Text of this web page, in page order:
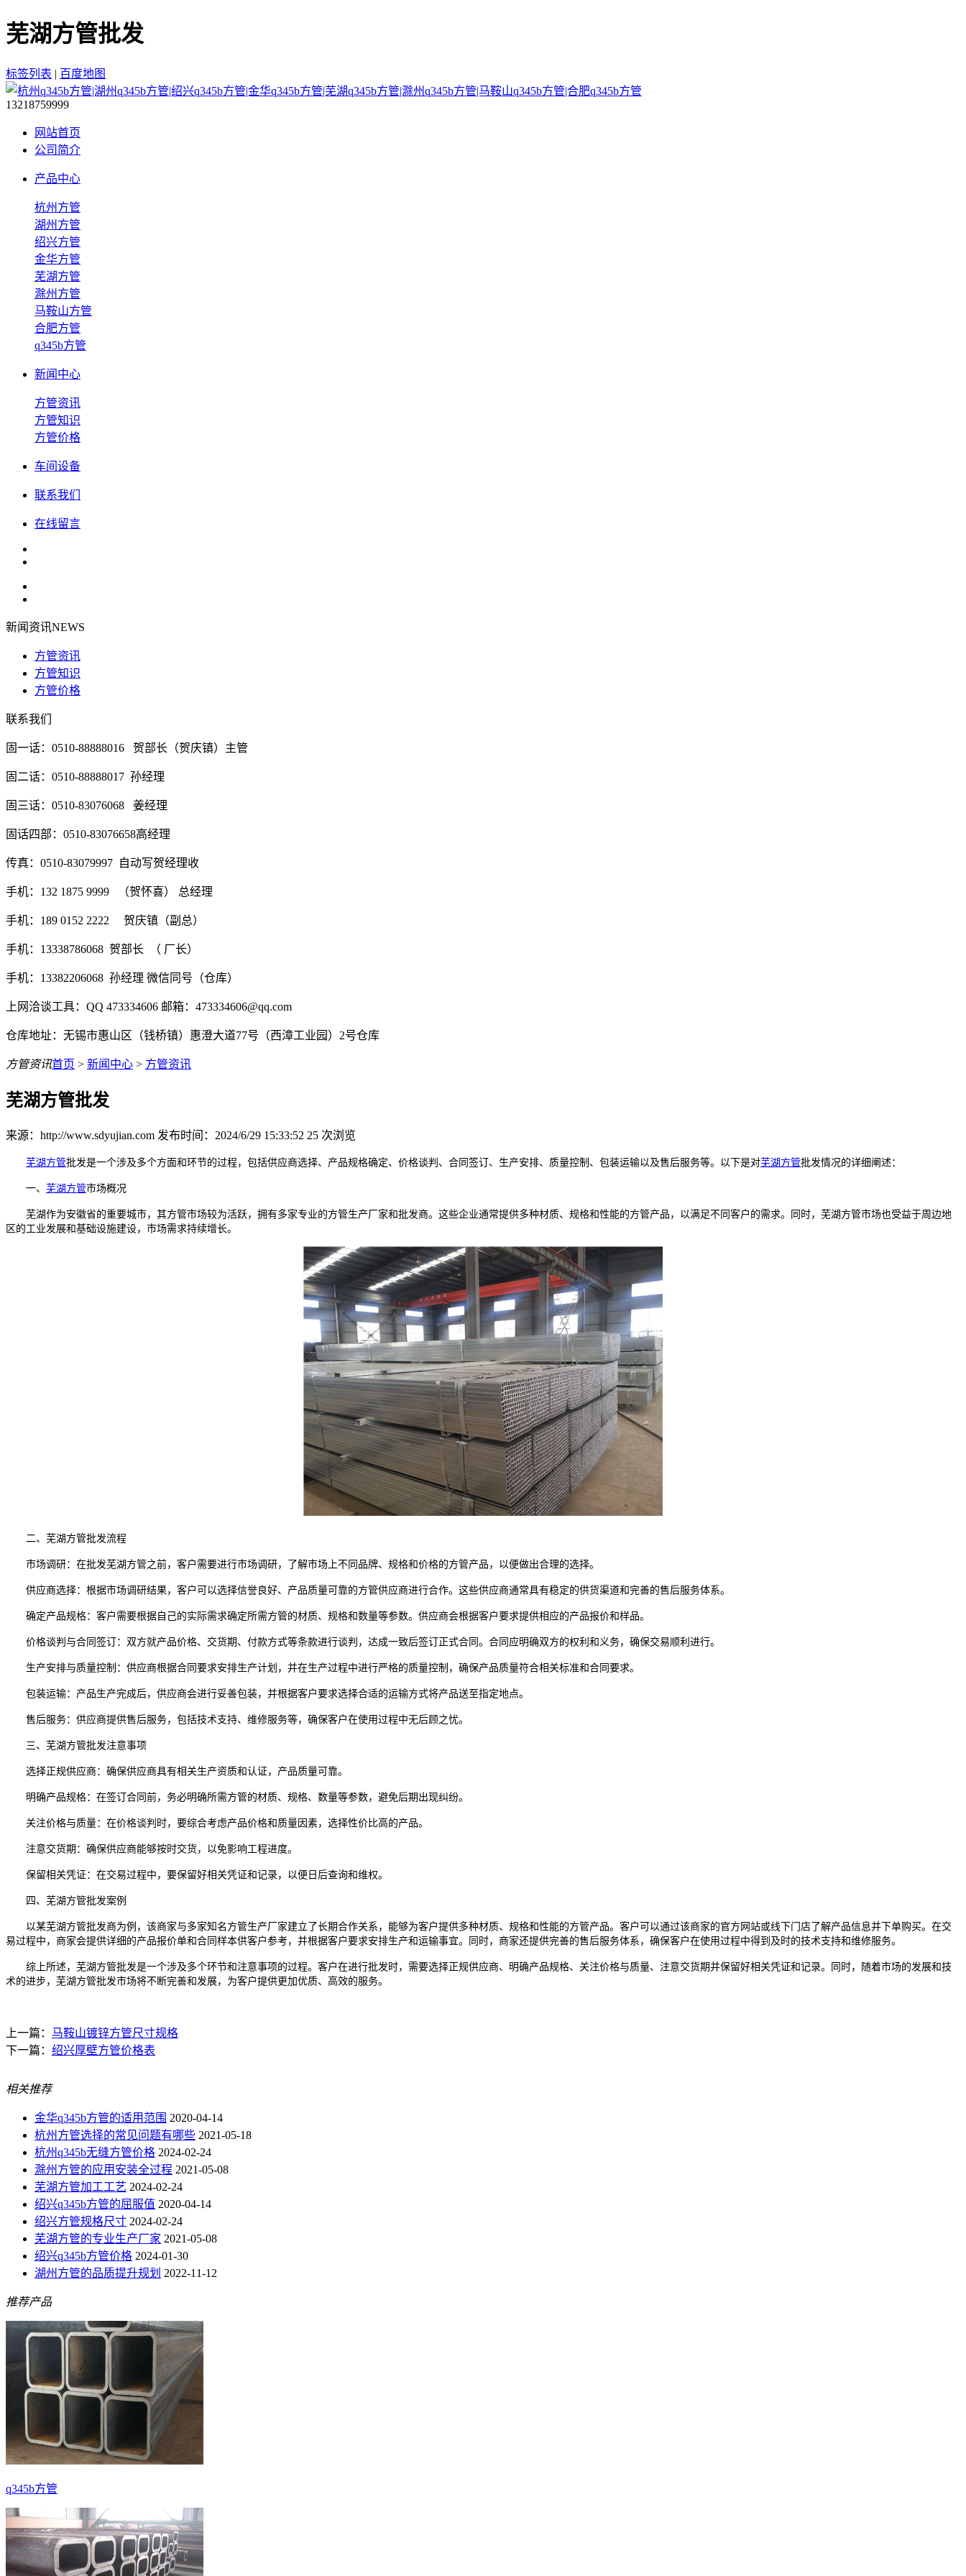
芜湖方管批发
标签列表 | 百度地图
13218759999
网站首页
公司简介
产品中心
杭州方管
湖州方管
绍兴方管
金华方管
芜湖方管
滁州方管
马鞍山方管
合肥方管
q345b方管
新闻中心
方管资讯
方管知识
方管价格
车间设备
联系我们
在线留言
新闻资讯NEWS
方管资讯
方管知识
方管价格
联系我们
固一话：0510-88888016 贺部长（贺庆镇）主管
固二话：0510-88888017 孙经理
固三话：0510-83076068 姜经理
固话四部：0510-83076658高经理
传真：0510-83079997 自动写贺经理收
手机：132 1875 9999 （贺怀喜） 总经理
手机：189 0152 2222 贺庆镇（副总）
手机：13338786068 贺部长 （ 厂长）
手机：13382206068 孙经理 微信同号（仓库）
上网洽谈工具：QQ 473334606 邮箱：473334606@qq.com
仓库地址：无锡市惠山区（钱桥镇）惠澄大道77号（西漳工业园）2号仓库
方管资讯首页 > 新闻中心 > 方管资讯
芜湖方管批发
来源：http://www.sdyujian.com 发布时间：2024/6/29 15:33:52 25 次浏览
芜湖方管批发是一个涉及多个方面和环节的过程，包括供应商选择、产品规格确定、价格谈判、合同签订、生产安排、质量控制、包装运输以及售后服务等。以下是对芜湖方管批发情况的详细阐述：
一、 芜湖方管市场概况
芜湖作为安徽省的重要城市，其方管市场较为活跃，拥有多家专业的方管生产厂家和批发商。这些企业通常提供多种材质、规格和性能的方管产品，以满足不同客户的需求。同时，芜湖方管市场也受益于周边地
区的工业发展和基础设施建设，市场需求持续增长。
二、芜湖方管批发流程
市场调研：在批发芜湖方管之前，客户需要进行市场调研，了解市场上不同品牌、规格和价格的方管产品，以便做出合理的选择。
供应商选择：根据市场调研结果，客户可以选择信誉良好、产品质量可靠的方管供应商进行合作。这些供应商通常具有稳定的供货渠道和完善的售后服务体系。
确定产品规格：客户需要根据自己的实际需求确定所需方管的材质、规格和数量等参数。供应商会根据客户要求提供相应的产品报价和样品。
价格谈判与合同签订：双方就产品价格、交货期、付款方式等条款进行谈判，达成一致后签订正式合同。合同应明确双方的权利和义务，确保交易顺利进行。
生产安排与质量控制：供应商根据合同要求安排生产计划，并在生产过程中进行严格的质量控制，确保产品质量符合相关标准和合同要求。
包装运输：产品生产完成后，供应商会进行妥善包装，并根据客户要求选择合适的运输方式将产品送至指定地点。
售后服务：供应商提供售后服务，包括技术支持、维修服务等，确保客户在使用过程中无后顾之忧。
三、芜湖方管批发注意事项
选择正规供应商：确保供应商具有相关生产资质和认证，产品质量可靠。
明确产品规格：在签订合同前，务必明确所需方管的材质、规格、数量等参数，避免后期出现纠纷。
关注价格与质量：在价格谈判时，要综合考虑产品价格和质量因素，选择性价比高的产品。
注意交货期：确保供应商能够按时交货，以免影响工程进度。
保留相关凭证：在交易过程中，要保留好相关凭证和记录，以便日后查询和维权。
四、芜湖方管批发案例
以某芜湖方管批发商为例，该商家与多家知名方管生产厂家建立了长期合作关系，能够为客户提供多种材质、规格和性能的方管产品。客户可以通过该商家的官方网站或线下门店了解产品信息并下单购买。在交
易过程中，商家会提供详细的产品报价单和合同样本供客户参考，并根据客户要求安排生产和运输事宜。同时，商家还提供完善的售后服务体系，确保客户在使用过程中得到及时的技术支持和维修服务。
综上所述，芜湖方管批发是一个涉及多个环节和注意事项的过程。客户在进行批发时，需要选择正规供应商、明确产品规格、关注价格与质量、注意交货期并保留好相关凭证和记录。同时，随着市场的发展和技
术的进步，芜湖方管批发市场将不断完善和发展，为客户提供更加优质、高效的服务。
上一篇： 马鞍山镀锌方管尺寸规格
下一篇： 绍兴厚壁方管价格表
相关推荐
金华q345b方管的适用范围 2020-04-14
杭州方管选择的常见问题有哪些 2021-05-18
杭州q345b无缝方管价格 2024-02-24
滁州方管的应用安装全过程 2021-05-08
芜湖方管加工工艺 2024-02-24
绍兴q345b方管的屈服值 2020-04-14
绍兴方管规格尺寸 2024-02-24
芜湖方管的专业生产厂家 2021-05-08
绍兴q345b方管价格 2024-01-30
湖州方管的品质提升规划 2022-11-12
推荐产品
q345b方管